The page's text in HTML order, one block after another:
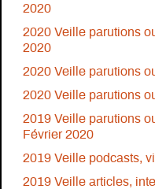
2020
2020 Veille parutions
2020
2020 Veille parutions
2020 Veille parutions
2019 Veille parutions
Février 2020
2019 Veille podcasts,
2019 Veille articles,